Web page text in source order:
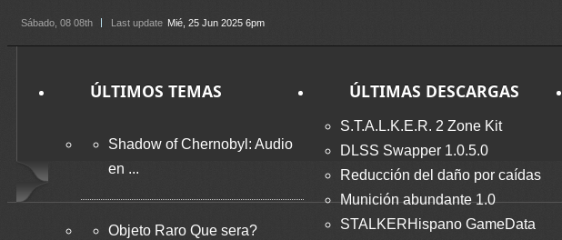
ÚLTIMOS TEMAS
Shadow of Chernobyl: Audio
en ...
Objeto Raro Que sera?
ÚLTIMAS DESCARGAS
S.T.A.L.K.E.R. 2 Zone Kit
DLSS Swapper 1.0.5.0
Reducción del daño por caídas
Munición abundante 1.0
STALKERHispano GameData
Sábado , 08 08th Last update Mié, 25 Jun 2025 6pm